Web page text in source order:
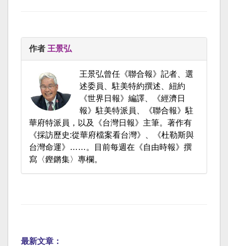
作者 王景弘
王景弘曾任《聯合報》記者、選
述委員、駐美特約撰述、紐約
《世界日報》編譯、《經濟日
報》駐美特派員、《聯合報》駐
華府特派員，以及《台灣日報》主筆。著作有
《採訪歷史:從華府檔案看台灣》、《杜勒斯與
台灣命運》……。目前每週在《自由時報》撰
寫〈鏗鏘集〉專欄。
最新文章：